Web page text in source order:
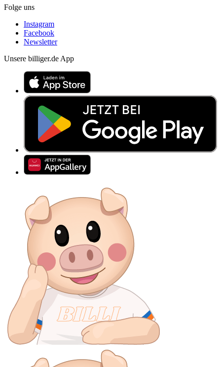
Folge uns
Instagram
Facebook
Newsletter
Unsere billiger.de App